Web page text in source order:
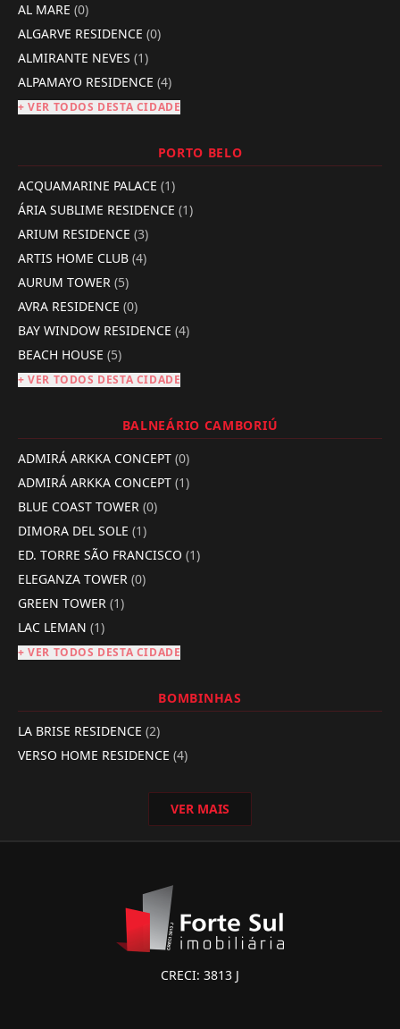
AL MARE (0)
ALGARVE RESIDENCE (0)
ALMIRANTE NEVES (1)
ALPAMAYO RESIDENCE (4)
+ VER TODOS DESTA CIDADE
PORTO BELO
ACQUAMARINE PALACE (1)
ÁRIA SUBLIME RESIDENCE (1)
ARIUM RESIDENCE (3)
ARTIS HOME CLUB (4)
AURUM TOWER (5)
AVRA RESIDENCE (0)
BAY WINDOW RESIDENCE (4)
BEACH HOUSE (5)
+ VER TODOS DESTA CIDADE
BALNEÁRIO CAMBORIÚ
ADMIRÁ ARKKA CONCEPT (0)
ADMIRÁ ARKKA CONCEPT (1)
BLUE COAST TOWER (0)
DIMORA DEL SOLE (1)
ED. TORRE SÃO FRANCISCO (1)
ELEGANZA TOWER (0)
GREEN TOWER (1)
LAC LEMAN (1)
+ VER TODOS DESTA CIDADE
BOMBINHAS
LA BRISE RESIDENCE (2)
VERSO HOME RESIDENCE (4)
VER MAIS
CRECI: 3813 J